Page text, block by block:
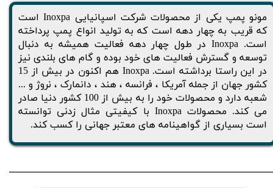
مونو پمپ یکی از محصولات شرکت اسپانیایی Inoxpa است
که قریب به چهار دهه است که به تولید انواع پمپ پرداخته
است. Inoxpa در طول چهار دهه فعالیت همیشه به دنبال
توسعه و گسترش فعالیت های خود بوده و گام های بلندی نیز
در این راستا برداشته است. Inoxpa هم اکنون در بیش از 15
کشور جهان از جمله آمریکا ، فرانسه ، هند ، دانمارک ، نروژ و ...
شعبه دارد و محصولات خود را به بیش از 100 کشور دنیا صادر
می کند. محصولات Inoxpa با کیفیتی مثال زدنی توانسته
است بسیاری از گواهینامه های معتبر جهانی را کسب کند.